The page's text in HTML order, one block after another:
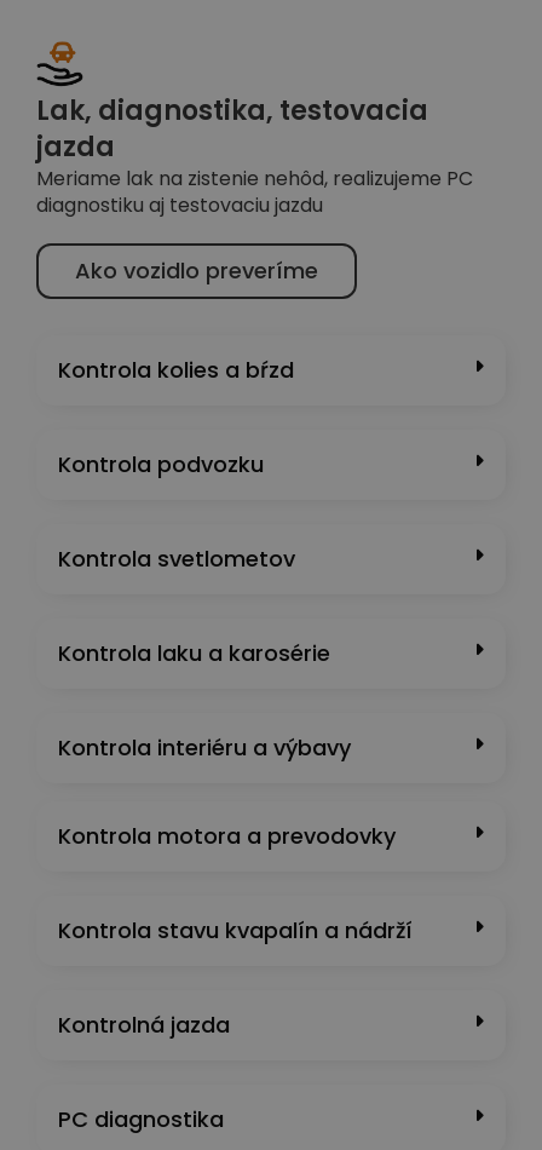
Lak, diagnostika, testovacia
jazda
Meriame lak na zistenie nehôd, realizujeme PC
diagnostiku aj testovaciu jazdu
Ako vozidlo preveríme
Kontrola kolies a bŕzd
Kontrola podvozku
Kontrola svetlometov
Kontrola laku a karosérie
Kontrola interiéru a výbavy
Kontrola motora a prevodovky
Kontrola stavu kvapalín a nádrží
Kontrolná jazda
PC diagnostika